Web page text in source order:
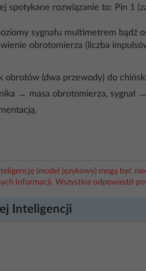
rozwiązanie to: Pin 1
sygnału multimetrem bądź
obrotomierza (liczba
obrotów (dwa przewody) do
→ masa obrotomierza, sygnał
(model językowy) mogą być
informacji. Wszystkie odpowiedzi
Inteligencji